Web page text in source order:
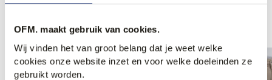
OFM. maakt gebruik van cookies.
Wij vinden het van groot belang dat je weet welke
cookies onze website inzet en voor welke doeleinden ze
gebruikt worden.